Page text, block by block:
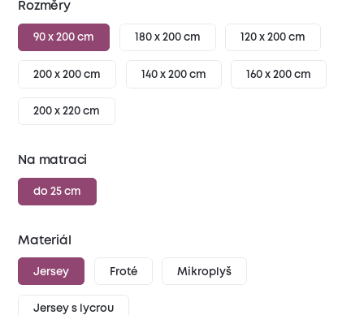
Rozměry
90 x 200 cm 180 x 200 cm 120 x 200 cm
200 x 200 cm 140 x 200 cm 160 x 200 cm
200 x 220 cm
Na matraci
do 25 cm
Materiál
Jersey Froté Mikroplyš
Jersey s lycrou